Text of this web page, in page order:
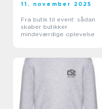
11. november 2025
Fra butik til event: sådan
skaber butikker
mindeværdige oplevelse